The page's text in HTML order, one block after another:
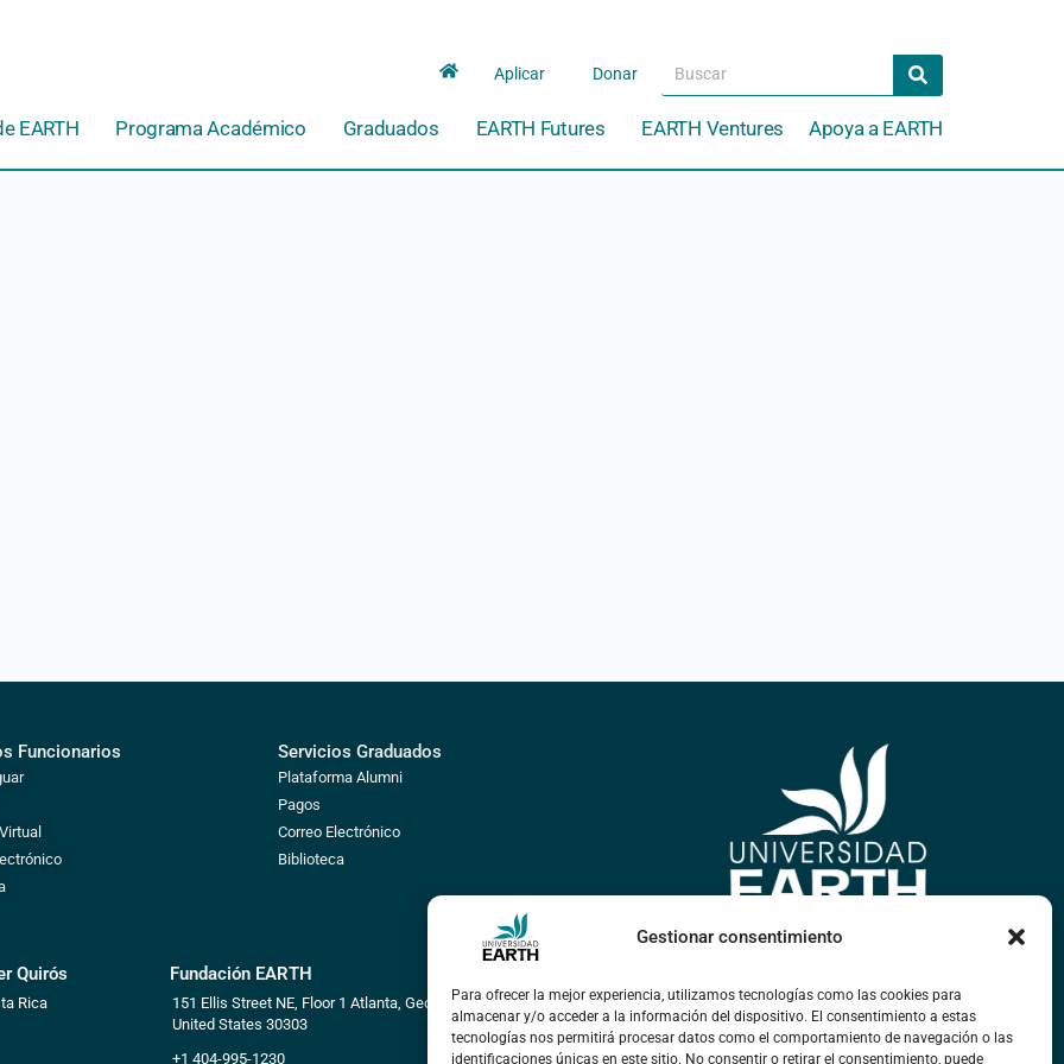
Gestionar consentimiento
Para ofrecer la mejor experiencia, utilizamos tecnologías como las cookies para
almacenar y/o acceder a la información del dispositivo. El consentimiento a estas
tecnologías nos permitirá procesar datos como el comportamiento de navegación o las
identificaciones únicas en este sitio. No consentir o retirar el consentimiento, puede
Aplicar Donar Search Search
EARTH Programa Académico Graduados EARTH Futures EARTH Ventures Apoya a EARTH
Funcionarios Servicios Graduados
Plataforma Alumni
Pagos
Correo Electrónico
Biblioteca
Quirós
Rica
Fundación EARTH
151 Ellis Street NE, Floor 1Atlanta, Georgia,
United States 30303
+1 404-995-1230